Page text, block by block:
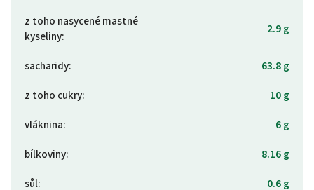
z toho nasycené mastné
kyseliny: 2.9 g
sacharidy:
63.8 g
z toho cukry:
10 g
vláknina:
6 g
bílkoviny:
8.16 g
sůl:
0.6 g